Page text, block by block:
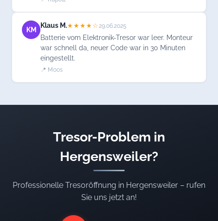
KM
Klaus M.★★★★☆ 29.06.2025
Batterie vom Elektronik-Tresor war leer. Monteur
war schnell da, neuer Code war in 30 Minuten
eingestellt.
📍 Moos
Tresor-Problem in
Hergensweiler?
Professionelle Tresoröffnung in Hergensweiler – rufen
Sie uns jetzt an!